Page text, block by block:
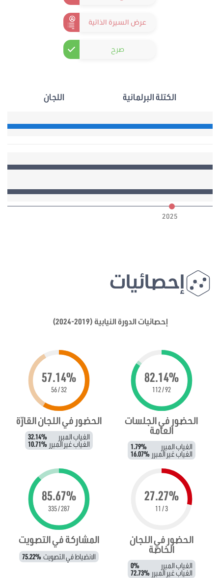
عرض السيرة الذاتية
صرح
الكتلة البرلمانية اللجان
2025
إحصائيات
إحصائيات الدورة النيابية (2019-2024)
82.14%
92 / 112
الحضور في الجلسات
العامة
الغياب المبرر 1.79%
الغياب غير المبرر 16.07%
57.14%
32 / 56
الحضور في اللجان القارّة
الغياب المبرر 32.14%
الغياب غير المبرر 10.71%
27.27%
3 / 11
الحضور في اللجان
الخاصة
الغياب المبرر 0%
الغياب غير المبرر 72.73%
85.67%
287 / 335
المشاركة في التصويت
الانضباط في التصويت 75.22%